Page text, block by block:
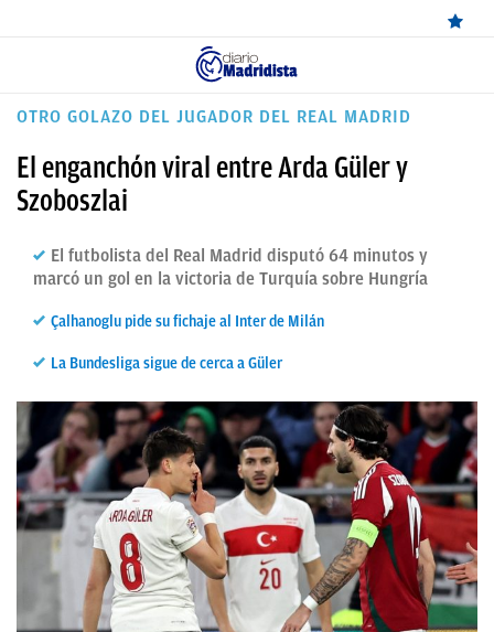
ÚLTIMAS
REAL
BALONCESTO
CANTERA
FICHAJES
DIRECTO
FEMENINO
PAPARAZZI
OKDIARIO
OTRO GOLAZO DEL JUGADOR DEL REAL MADRID
El enganchón viral entre Arda Güler y
Szoboszlai
El futbolista del Real Madrid disputó 64 minutos y
marcó un gol en la victoria de Turquía sobre Hungría
Çalhanoglu pide su fichaje al Inter de Milán
La Bundesliga sigue de cerca a Güler